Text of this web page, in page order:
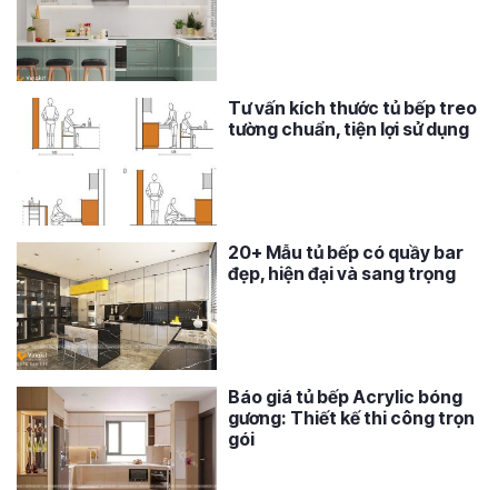
Tư vấn kích thước tủ bếp treo
tường chuẩn, tiện lợi sử dụng
20+ Mẫu tủ bếp có quầy bar
đẹp, hiện đại và sang trọng
Báo giá tủ bếp Acrylic bóng
gương: Thiết kế thi công trọn
gói